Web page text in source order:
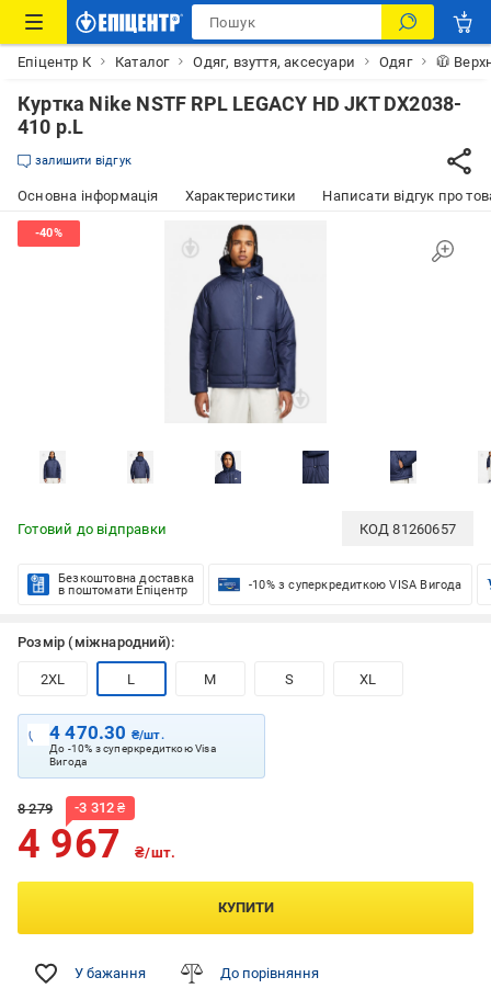
Епіцентр К Каталог Одяг, взуття, аксесуари Одяг 🧥
Куртка Nike NSTF RPL LEGACY HD JKT DX2038-
410 р.L
залишити відгук
Основна інформація Характеристики Написати відгук про
Готовий до відправки КОД81260657
Безкоштовна доставка
в поштомати Епіцентр
-10% з суперкредиткою VISA Вигода
Розмір (міжнародний):
2XL L M S XL
4 470.30 ₴/шт.
До -10% з суперкредиткою Visa
Вигода
8 279 -3 312 ₴
4 967 ₴/шт.
КУПИТИ
У бажання До порівняння